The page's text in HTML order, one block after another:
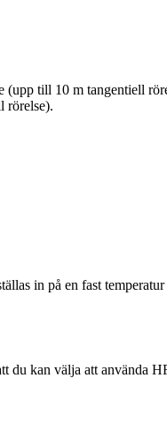
(upp till 10 m tangentiell
rörelse).
in på en fast
kan välja att använda